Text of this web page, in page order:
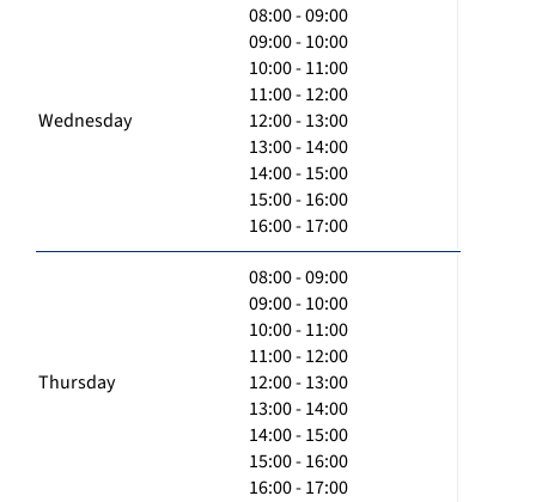
Wednesday
08:00 - 09:00
09:00 - 10:00
10:00 - 11:00
11:00 - 12:00
12:00 - 13:00
13:00 - 14:00
14:00 - 15:00
15:00 - 16:00
16:00 - 17:00
Thursday
08:00 - 09:00
09:00 - 10:00
10:00 - 11:00
11:00 - 12:00
12:00 - 13:00
13:00 - 14:00
14:00 - 15:00
15:00 - 16:00
16:00 - 17:00